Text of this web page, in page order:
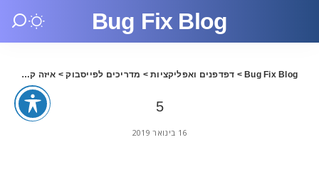
Bug Fix Blog
Bug Fix Blog
> דפדפנים ואפליקציות> מדריכים לפייסבוק> איזה קידום מתאים יותר לעסק שלך? גוגל או פייסבוק.
5
16 בינואר 2019